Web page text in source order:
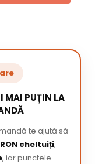
MAI PUȚIN LA
te ajută să
RON cheltuiți,
, iar punctele